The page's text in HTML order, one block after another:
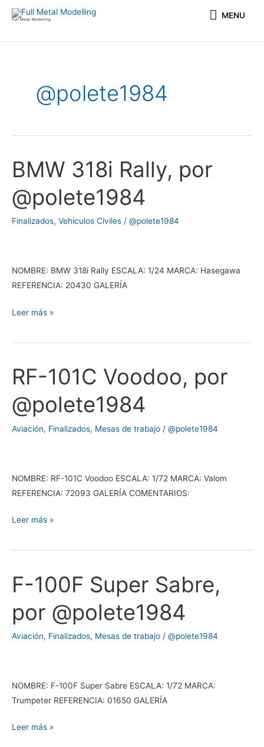
Full Metal Modelling MENU
MENU
@polete1984
BMW 318i Rally, por
@polete1984
Finalizados, Vehículos Civiles / @polete1984
NOMBRE: BMW 318i Rally ESCALA: 1/24 MARCA: Hasegawa
REFERENCIA: 20430 GALERÍA
BMW
318i
Rally,
por
@polete1984
Leer más »
RF-101C Voodoo, por
@polete1984
Aviación, Finalizados, Mesas de trabajo / @polete1984
NOMBRE: RF-101C Voodoo ESCALA: 1/72 MARCA: Valom
REFERENCIA: 72093 GALERÍA COMENTARIOS:
RF-
101C
Voodoo,
por
@polete1984
Leer más »
F-100F Super Sabre,
por @polete1984
Aviación, Finalizados, Mesas de trabajo / @polete1984
NOMBRE: F-100F Super Sabre ESCALA: 1/72 MARCA:
Trumpeter REFERENCIA: 01650 GALERÍA
F-
100F
Super
Sabre,
por
Leer más »